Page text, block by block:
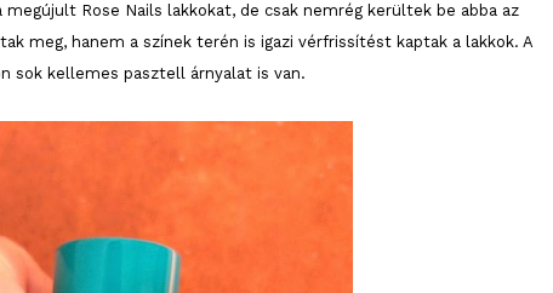
Rose Nails lakkokat, de csak nemrég kerültek be abba az
meg, hanem a színek terén is igazi vérfrissítést kaptak a lakkok. A
sok kellemes pasztell árnyalat is van.